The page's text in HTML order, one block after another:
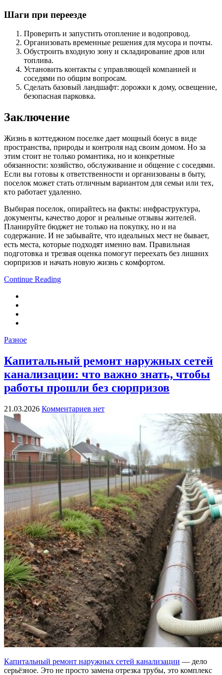
Шаги при переезде
Проверить и запустить отопление и водопровод.
Организовать временные решения для мусора и почты.
Обустроить входную зону и складирование дров или
топлива.
Установить контакты с управляющей компанией и
соседями по общим вопросам.
Сделать базовый ландшафт: дорожки к дому, освещение,
безопасная парковка.
Заключение
Жизнь в коттеджном поселке дает мощный бонус в виде
пространства, природы и контроля над своим домом. Но за
этим стоит не только романтика, но и конкретные
обязанности: хозяйство, обслуживание и общение с соседями.
Если вы готовы к ответственности и организованы в быту,
поселок может стать отличным вариантом для семьи или тех,
кто работает удаленно.
Выбирая поселок, опирайтесь на факты: инфраструктура,
документы, качество дорог и реальные отзывы жителей.
Планируйте бюджет не только на покупку, но и на
содержание. И не забывайте, что идеальных мест не бывает,
есть места, которые подходят именно вам. Правильная
подготовка и трезвая оценка помогут переехать без лишних
сюрпризов и начать новую жизнь с комфортом.
Continue Reading
Разное
Капитальный ремонт наружных сетей
канализации: что важно знать, чтобы
работы прошли без сюрпризов
21.03.2026 Комментариев нет
Капитальный ремонт наружных сетей канализации — дело
серьёзное. Это не просто замена отрезка трубы, это комплекс